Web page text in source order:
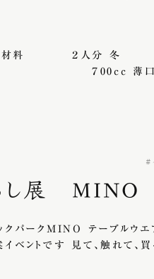
料 ２人分 冬
７00cc 薄口し
し展 MINO
パークMINO テーブルウエ
ベントです 見て、触れて、買